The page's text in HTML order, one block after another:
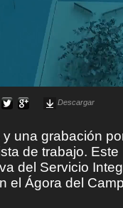
Descargar
y una grabación
de trabajo.
del Servicio
el Ágora del